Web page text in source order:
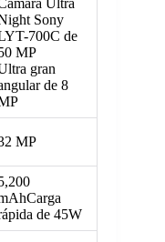
Ultra
Sony
700C de
MP
gran
de 8
MP
de 45W